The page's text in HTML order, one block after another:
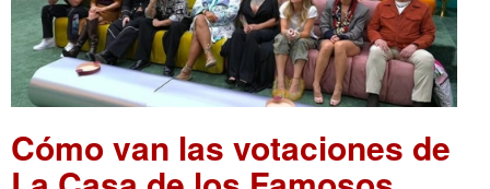
Cómo van las votaciones de